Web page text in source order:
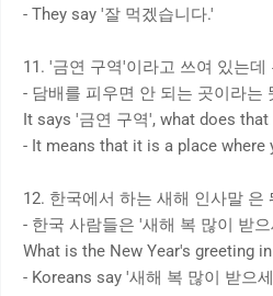
- They say '잘 먹겠습니다.'
11. '금연 구역'이라고 쓰여 있는데
- 담배를 피우면 안 되는 곳이라는
It says '금연 구역', what does that
- It means that it is a place
12. 한국에서 하는 새해 인사말 은
- 한국 사람들은 '새해 복 많이 받
What is the New Year's greeting
- Koreans say '새해 복 많이 받으